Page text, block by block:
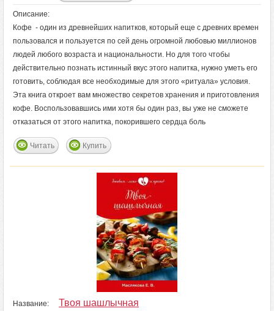
Описание:
Кофе - один из древнейших напитков, который еще с древних времен
пользовался и пользуется по сей день огромной любовью миллионов
людей любого возраста и национальности. Но для того чтобы
действительно познать истинный вкус этого напитка, нужно уметь его
готовить, соблюдая все необходимые для этого «ритуала» условия.
Эта книга откроет вам множество секретов хранения и приготовления
кофе. Воспользовавшись ими хотя бы один раз, вы уже не сможете
отказаться от этого напитка, покорившего сердца боль
Читать Купить
Название: Твоя шашлычная